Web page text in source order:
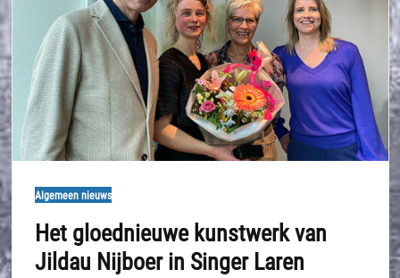
Algemeen nieuws
Het gloednieuwe kunstwerk van
Jildau Nijboer in Singer Laren